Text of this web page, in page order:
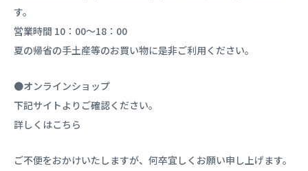
す。
営業時間 10：00～18：00
夏の帰省の手土産等のお買い物に是非ご利用ください。
●オンラインショップ
下記サイトよりご確認ください。
詳しくはこちら
ご不便をおかけいたしますが、何卒宜しくお願い申し上げます。